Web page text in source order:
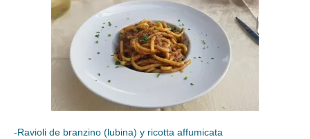
-Ravioli de branzino (lubina) y ricotta affumicata